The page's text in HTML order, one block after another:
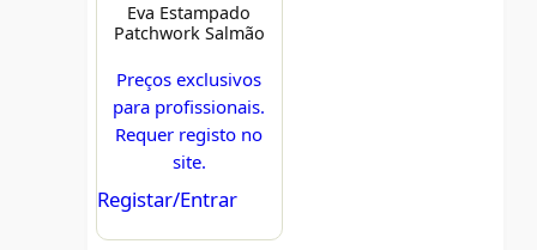
Eva Estampado
Patchwork Salmão
Preços exclusivos
para profissionais.
Requer registo no
site.
Registar/Entrar